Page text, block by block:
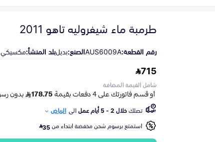
طرمبة ماء شيفروليه تاهو 2011
رقم القطعة:AUS6009Aالصنع:بديلبلد المنشأ:مكسيكي
715
شامل القيمة المضافة
تصلكخلال 2 - 5 أيام عمل الى الرياض
استمتع برسوم شحن مخفضة ابتداء من35